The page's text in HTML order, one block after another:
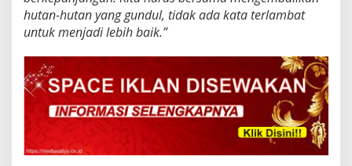
hutan-hutan yang gundul, tidak ada kata terlambat
untuk menjadi lebih baik.”